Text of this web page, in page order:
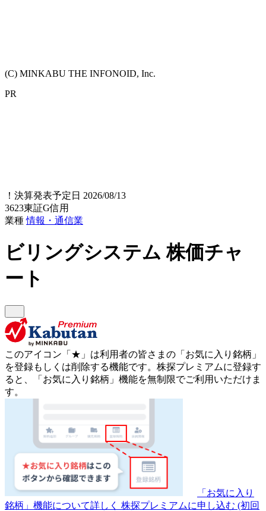
(C) MINKABU THE INFONOID, Inc.
PR
！ 決算発表予定日 2026/08/13
3623東証G信用
業種情報・通信業
ビリングシステム株価チャ
ート
このアイコン 「★」 は利用者の皆さまの 「お気に入り銘柄」
を登録もしくは削除する機能です。 株探プレミアムに登録す
ると、「お気に入り銘柄」機能を無制限でご利用いただけま
す。
「お気に入り
銘柄」機能について詳しく 株探プレミアムに申し込む (初回